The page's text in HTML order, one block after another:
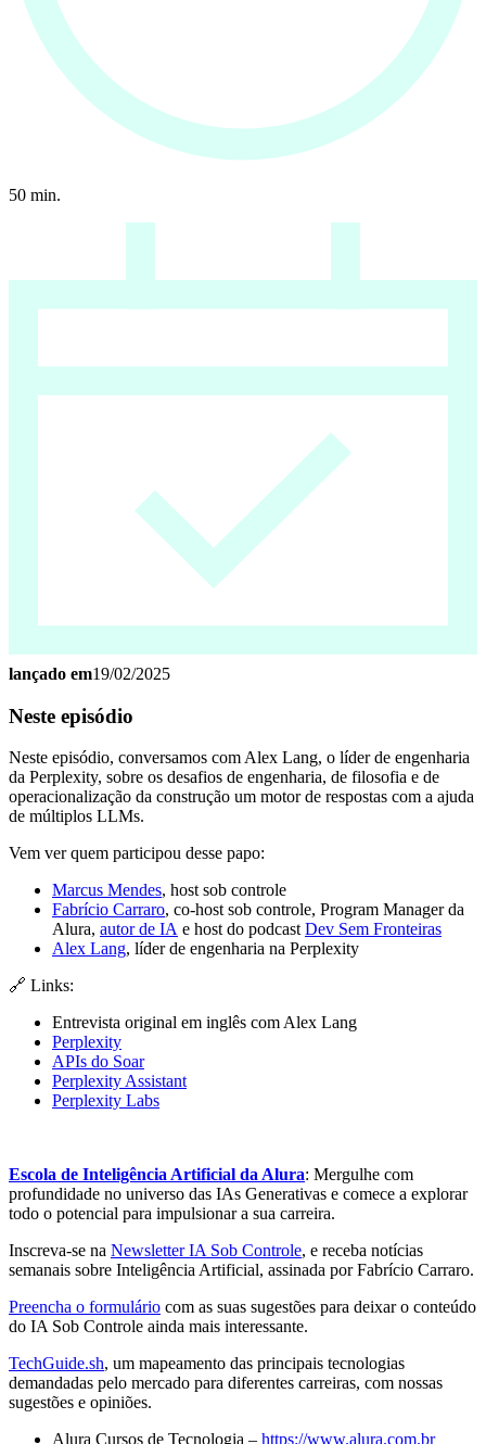
50 min.
lançado em19/02/2025
Neste episódio
Neste episódio, conversamos com Alex Lang, o líder de engenharia
da Perplexity, sobre os desafios de engenharia, de filosofia e de
operacionalização da construção um motor de respostas com a ajuda
de múltiplos LLMs.
Vem ver quem participou desse papo:
Marcus Mendes, host sob controle
Fabrício Carraro, co-host sob controle, Program Manager da
Alura, autor de IA e host do podcast Dev Sem Fronteiras
Alex Lang, líder de engenharia na Perplexity
🔗 Links:
Entrevista original em inglês com Alex Lang
Perplexity
APIs do Soar
Perplexity Assistant
Perplexity Labs
Escola de Inteligência Artificial da Alura: Mergulhe com
profundidade no universo das IAs Generativas e comece a explorar
todo o potencial para impulsionar a sua carreira.
Inscreva-se na Newsletter IA Sob Controle, e receba notícias
semanais sobre Inteligência Artificial, assinada por Fabrício Carraro.
Preencha o formulário com as suas sugestões para deixar o conteúdo
do IA Sob Controle ainda mais interessante.
TechGuide.sh, um mapeamento das principais tecnologias
demandadas pelo mercado para diferentes carreiras, com nossas
sugestões e opiniões.
Alura Cursos de Tecnologia – https://www.alura.com.br